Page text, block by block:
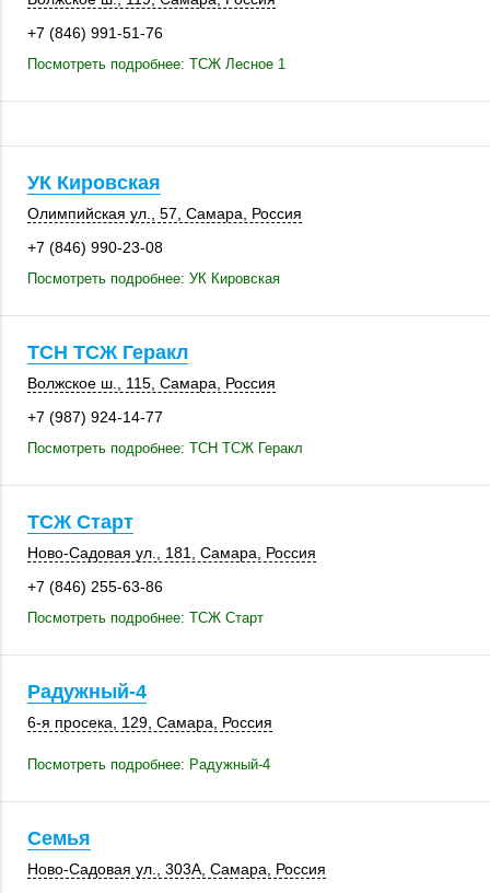
+7 (846) 991-51-76
Посмотреть подробнее: ТСЖ Лесное 1
УК Кировская
Олимпийская ул., 57 Самара
Россия
+7 (846) 990-23-08
Посмотреть подробнее: УК Кировская
ТСН ТСЖ Геракл
Волжское ш. 115 Самара
Россия
+7 (987) 924-14-77
Посмотреть подробнее: ТСН ТСЖ Геракл
ТСЖ Старт
Ново-Садовая ул. 181 Самара
Россия
+7 (846) 255-63-86
Посмотреть подробнее: ТСЖ Старт
Радужный-4
6-я просека 129 Самара Россия
Посмотреть подробнее: Радужный-4
Семья
Ново-Садовая ул. 303А Самара
Россия